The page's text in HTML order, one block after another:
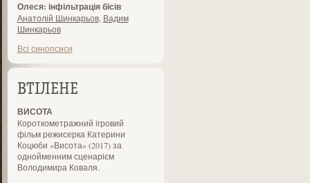
Олеся: інфільтрація бісів
Анатолій Шинкарьов, Вадим
Шинкарьов
Всі синопсиси
ВТІЛЕНЕ
ВИСОТА
Короткометражний ігровий
фільм режисерка Катерини
Коцюби «Висота» (2017) за
однойменним сценарієм
Володимира Коваля.